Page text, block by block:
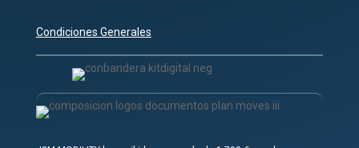
Condiciones Generales